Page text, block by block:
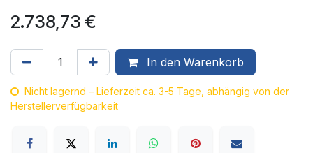
2.738,73 €
In den Warenkorb
Nicht lagernd – Lieferzeit ca. 3-5 Tage, abhängig von der
Herstellerverfügbarkeit